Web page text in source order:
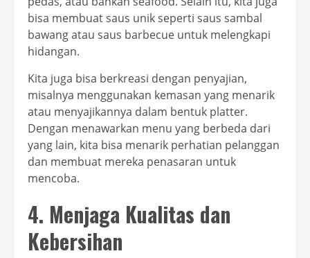
bisa membuat saus unik seperti saus sambal
bawang atau saus barbecue untuk melengkapi
hidangan.
Kita juga bisa berkreasi dengan penyajian,
misalnya menggunakan kemasan yang menarik
atau menyajikannya dalam bentuk platter.
Dengan menawarkan menu yang berbeda dari
yang lain, kita bisa menarik perhatian pelanggan
dan membuat mereka penasaran untuk
mencoba.
4. Menjaga Kualitas dan
Kebersihan